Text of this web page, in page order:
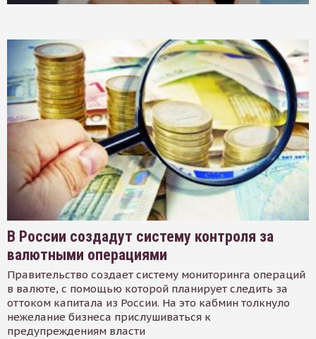
В России создадут систему контроля за
валютными операциями
Правительство создает систему мониторинга операций
в валюте, с помощью которой планирует следить за
оттоком капитала из России. На это кабмин толкнуло
нежелание бизнеса прислушиваться к
предупреждениям власти